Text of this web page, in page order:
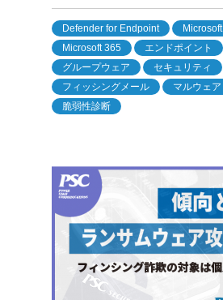
Defender for Endpoint
Microsoft
Microsoft 365
エンドポイント
グループウェア
セキュリティ
フィッシングメール
マルウェア
脆弱性診断